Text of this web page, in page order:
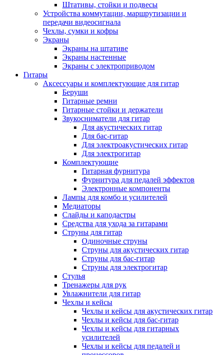
Штативы, стойки и подвесы
Устройства коммутации, маршрутизации и
передачи видеосигнала
Чехлы, сумки и кофры
Экраны
Экраны на штативе
Экраны настенные
Экраны с электроприводом
Гитары
Аксессуары и комплектующие для гитар
Беруши
Гитарные ремни
Гитарные стойки и держатели
Звукосниматели для гитар
Для акустических гитар
Для бас-гитар
Для электроакустических гитар
Для электрогитар
Комплектующие
Гитарная фурнитура
Фурнитура для педалей эффектов
Электронные компоненты
Лампы для комбо и усилителей
Медиаторы
Слайды и каподастры
Средства для ухода за гитарами
Струны для гитар
Одиночные струны
Струны для акустических гитар
Струны для бас-гитар
Струны для электрогитар
Стулья
Тренажеры для рук
Увлажнители для гитар
Чехлы и кейсы
Чехлы и кейсы для акустических гитар
Чехлы и кейсы для бас-гитар
Чехлы и кейсы для гитарных
усилителей
Чехлы и кейсы для педалей и